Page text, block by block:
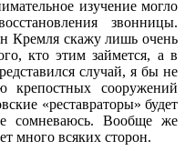
изучение могло
звонницы.
Кремля скажу лишь очень
кто этим займется, а в
случай, я бы не
крепостных сооружений
«реставраторы» будет
сомневаюсь. Вообще же
много всяких сторон.